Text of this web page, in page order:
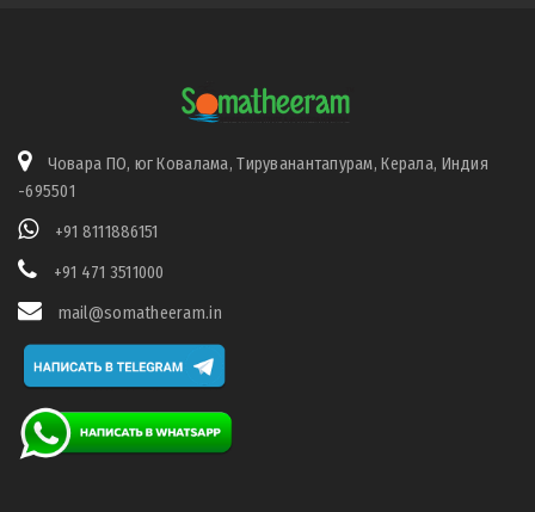
Човара ПО, юг Ковалама, Тируванантапурам, Керала, Индия
-695501
+91 8111886151
+91 471 3511000
mail@somatheeram.in